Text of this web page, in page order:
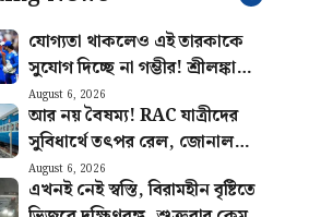
যোগ্যতা থাকলেও এই তারকাকে
সুযোগ দিচ্ছে না গম্ভীর! শ্রীলঙ্কাতেই
ভারতের জার্সিতে শেষ ম্যাচ
খেলবেন এই ক্রিকেটার?
August 6, 2026
আর নয় বৈষম্য! RAC যাত্রীদের
সুবিধার্থে তৎপর রেল, জোনাল
রেলওয়ে পেল কড়া চিঠি
August 6, 2026
এখনই নেই স্বস্তি, বিরামহীন বৃষ্টিতে